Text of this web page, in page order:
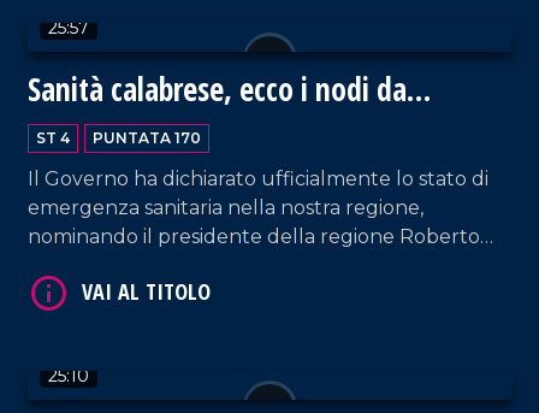
25:57
Sanità calabrese, ecco i nodi da
sciogliere
ST 4 PUNTATA 170
Il Governo ha dichiarato ufficialmente lo stato di
emergenza sanitaria nella nostra regione,
nominando il presidente della regione Roberto
vere cause del collasso del sistema? Esiste ancora
analizzato le principali criticità.
25:10
VAI AL TITOLO
VAI AL TITOLO